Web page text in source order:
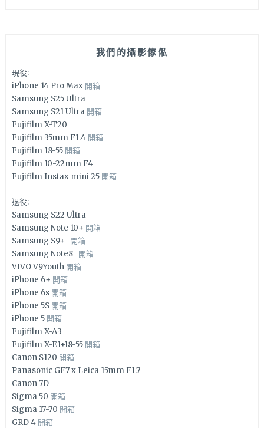
我們的攝影傢俬
現役:
iPhone 14 Pro Max 開箱
Samsung S25 Ultra
Samsung S21 Ultra 開箱
Fujifilm X-T20
Fujifilm 35mm F1.4 開箱
Fujifilm 18-55 開箱
Fujifilm 10-22mm F4
Fujifilm Instax mini 25 開箱
退役:
Samsung S22 Ultra
Samsung Note 10+ 開箱
Samsung S9+ 開箱
Samsung Note8 開箱
VIVO V9Youth 開箱
iPhone 6+ 開箱
iPhone 6s 開箱
iPhone 5S 開箱
iPhone 5 開箱
Fujifilm X-A3
Fujifilm X-E1+18-55 開箱
Canon S120 開箱
Panasonic GF7 x Leica 15mm F1.7
Canon 7D
Sigma 50 開箱
Sigma 17-70 開箱
GRD 4 開箱